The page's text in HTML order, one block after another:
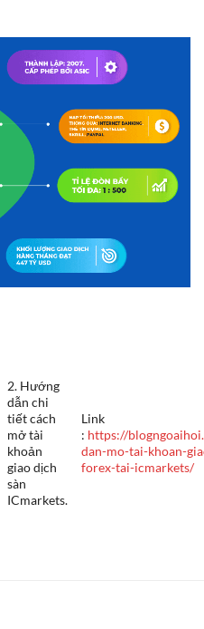
2. Hướng
dẫn chi
tiết cách
mở tài
khoản
giao dịch
sàn
ICmarkets.
Link
: https://
dan-mo-tai-khoan-
forex-tai-icmarkets/